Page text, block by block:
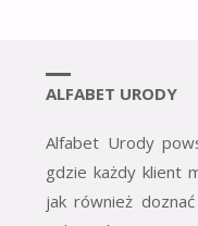
ALFABET URODY
Alfabet Urody
gdzie każdy klient
jak również